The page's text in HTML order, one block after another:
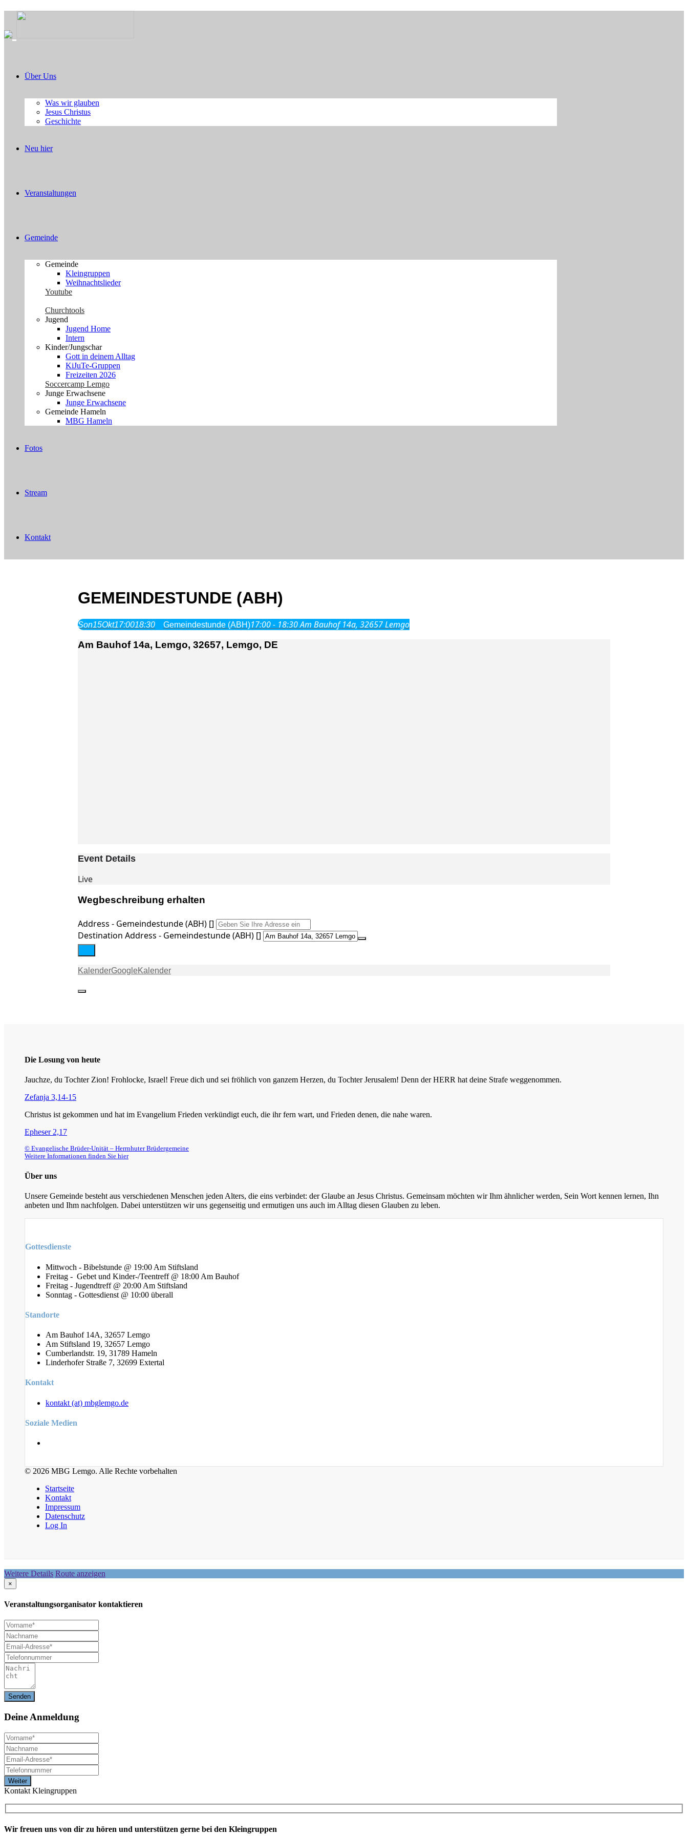
Über Uns
Was wir glauben
Jesus Christus
Geschichte
Neu hier
Veranstaltungen
Gemeinde
Gemeinde
Kleingruppen
Weihnachtslieder
Youtube
Churchtools
Jugend
Jugend Home
Intern
Kinder/Jungschar
Gott in deinem Alltag
KiJuTe-Gruppen
Freizeiten 2026
Soccercamp Lemgo
Junge Erwachsene
Junge Erwachsene
Gemeinde Hameln
MBG Hameln
Fotos
Stream
Kontakt
GEMEINDESTUNDE (ABH)
Son15Okt17:0018:30 Gemeindestunde (ABH)17:00 - 18:30Am Bauhof 14a, 32657 Lemgo
Am Bauhof 14a, Lemgo, 32657, Lemgo, DE
Event Details
Live
Wegbeschreibung erhalten
Address - Gemeindestunde (ABH) []
Destination Address - Gemeindestunde (ABH) []
KalenderGoogleKalender
Die Losung von heute
Jauchze, du Tochter Zion! Frohlocke, Israel! Freue dich und sei fröhlich von ganzem Herzen, du Tochter Jerusalem! Denn der HERR hat deine Strafe weggenommen.
Zefanja 3,14-15
Christus ist gekommen und hat im Evangelium Frieden verkündigt euch, die ihr fern wart, und Frieden denen, die nahe waren.
Epheser 2,17
© Evangelische Brüder-Unität – Herrnhuter Brüdergemeine
Weitere Informationen finden Sie hier
Über uns
Unsere Gemeinde besteht aus verschiedenen Menschen jeden Alters, die eins verbindet: der Glaube an Jesus Christus. Gemeinsam möchten wir Ihm ähnlicher werden, Sein Wort kennen lernen, Ihn
anbeten und Ihm nachfolgen. Dabei unterstützen wir uns gegenseitig und ermutigen uns auch im Alltag diesen Glauben zu leben.
Gottesdienste
Mittwoch - Bibelstunde @ 19:00 Am Stiftsland
Freitag - Gebet und Kinder-/Teentreff @ 18:00 Am Bauhof
Freitag - Jugendtreff @ 20:00 Am Stiftsland
Sonntag - Gottesdienst @ 10:00 überall
Standorte
Am Bauhof 14A, 32657 Lemgo
Am Stiftsland 19, 32657 Lemgo
Cumberlandstr. 19, 31789 Hameln
Linderhofer Straße 7, 32699 Extertal
Kontakt
kontakt (at) mbglemgo.de
Soziale Medien
© 2026 MBG Lemgo. Alle Rechte vorbehalten
Startseite
Kontakt
Impressum
Datenschutz
Log In
Weitere Details Route anzeigen
×
Veranstaltungsorganisator kontaktieren
Deine Anmeldung
Kontakt Kleingruppen
Wir freuen uns von dir zu hören und unterstützen gerne bei den Kleingruppen